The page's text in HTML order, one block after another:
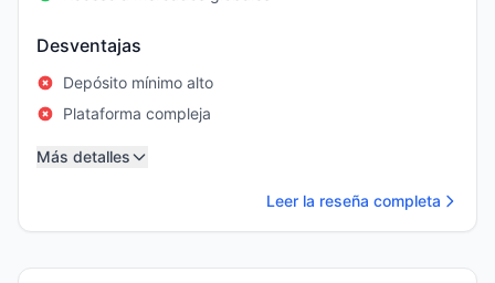
Desventajas
Depósito mínimo alto
Plataforma compleja
Más detalles
Leer la reseña completa